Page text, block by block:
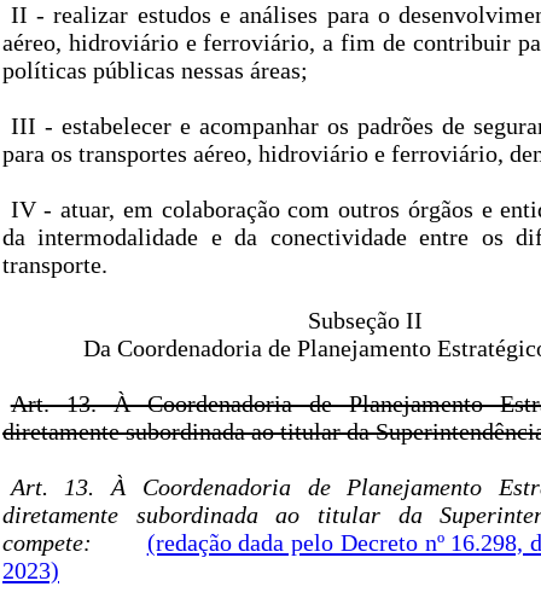
II - realizar estudos e análises para o
aéreo, hidroviário e ferroviário, a fim de contribuir
políticas públicas nessas áreas;
III - estabelecer e acompanhar os padrões de
para os transportes aéreo, hidroviário e ferroviário,
IV - atuar, em colaboração com outros órgãos e
da intermodalidade e da conectividade entre os
transporte.
Subseção II
Da Coordenadoria de Planejamento
Art. 13. À Coordenadoria de Planejamento
diretamente subordinada ao titular da
Art. 13. À Coordenadoria de Planejamento
diretamente subordinada ao titular da
compete:
(redação dada pelo Decreto nº 16.298,
2023)